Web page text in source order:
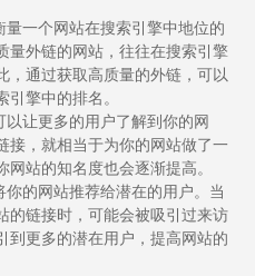
一个网站在搜索引擎中地位的
量外链的网站，往往在搜索引擎
，通过获取高质量的外链，可以
擎中的排名。
让更多的用户了解到你的网
接，就相当于为你的网站做了一
站的知名度也会逐渐提高。
的网站推荐给潜在的用户。当
的链接时，可能会被吸引过来访
到更多的潜在用户，提高网站的